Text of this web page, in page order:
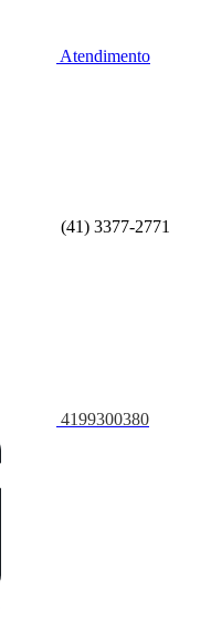
Atendimento
(41) 3377-2771
4199300380